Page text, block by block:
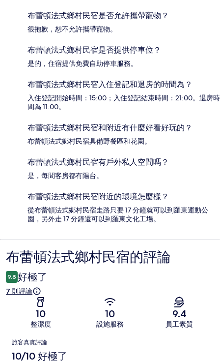
布蕾頓法式鄉村民宿是否允許攜帶寵物？
很抱歉，恕不允許攜帶寵物。
布蕾頓法式鄉村民宿是否提供停車位？
是的，住宿提供免費自助停車服務。
布蕾頓法式鄉村民宿入住登記和退房的時間為？
入住登記開始時間：15:00；入住登記結束時間：21:00。退房時
間為 11:00。
布蕾頓法式鄉村民宿和附近有什麼好看好玩的？
布蕾頓法式鄉村民宿具備野餐區和花園。
布蕾頓法式鄉村民宿有戶外私人空間嗎？
是，每間客房都有陽台。
布蕾頓法式鄉村民宿附近的環境怎麼樣？
從布蕾頓法式鄉村民宿走路只要 17 分鐘就可以到羅東運動公
園，另外走 17 分鐘還可以到羅東文化工場。
評
論
布蕾頓法式鄉村民宿的評論
9.8 好極了
7 則評論
10
整潔度
10
設施服務
9.4
員工素質
評
論
旅客真實評論
10/10 好極了